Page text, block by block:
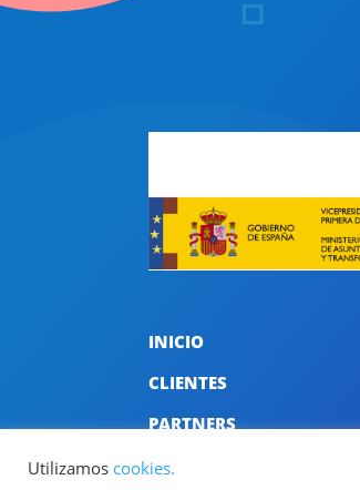
INICIO
CLIENTES
PARTNERS
Utilizamos cookies.